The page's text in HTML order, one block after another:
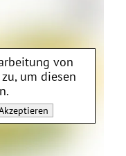
von
zu, um diesen